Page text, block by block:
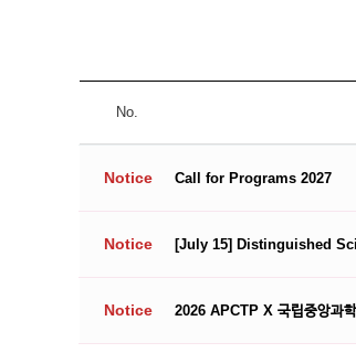
No.
Notice Call for Programs 2027
Notice [July 15] Distinguished
Notice 2026 APCTP X 국립중앙과